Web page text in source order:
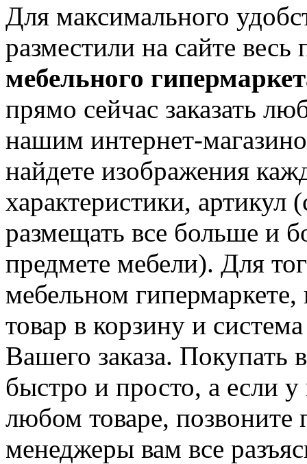
Для максимального
разместили на сайте
мебельного
прямо сейчас заказать
нашим интернет-
найдете изображения
характеристики,
размещать все больше и
предмете мебели). Для
мебельном
товар в корзину и
Вашего заказа. Покупать
быстро и просто, а если
любом товаре, позвоните
менеджеры вам все